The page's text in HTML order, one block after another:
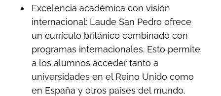
Excelencia académica con visión
internacional: Laude San Pedro ofrece
un currículo británico combinado con
programas internacionales. Esto permite
a los alumnos acceder tanto a
universidades en el Reino Unido como
en España y otros países del mundo.